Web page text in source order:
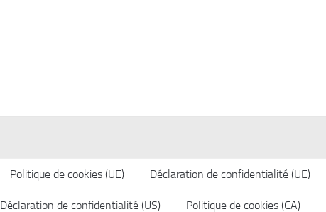
Politique de cookies (UE) Déclaration de confidentialité (UE)
Déclaration de confidentialité (US) Politique de cookies (CA)